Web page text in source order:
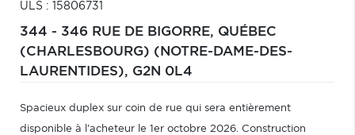
ULS : 15806731
344 - 346 RUE DE BIGORRE, QUÉBEC
(CHARLESBOURG) (NOTRE-DAME-DES-
LAURENTIDES), G2N 0L4
Spacieux duplex sur coin de rue qui sera entièrement
disponible à l'acheteur le 1er octobre 2026. Construction